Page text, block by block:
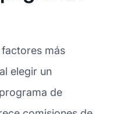
más
elegir un
de